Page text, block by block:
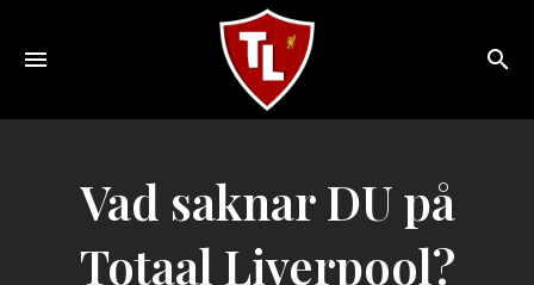
Sveriges
online
magazine!
Vad saknar DU på
Totaal Liverpool?